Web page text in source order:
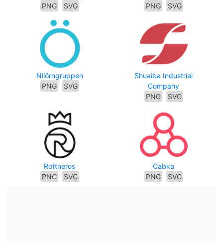
PNG
SVG
PNG
SVG
Nilörngruppen
PNG
SVG
Shuaiba Industrial
Company
PNG
SVG
Rottneros
PNG
SVG
Cabka
PNG
SVG